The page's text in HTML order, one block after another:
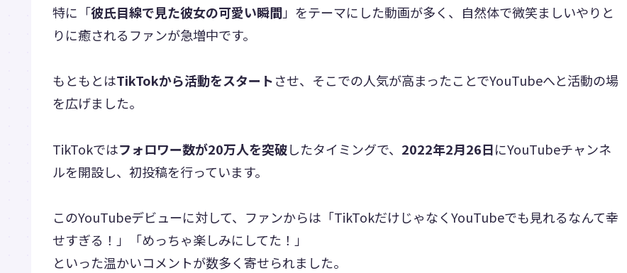
特に「彼氏目線で見た彼女の可愛い瞬間」をテーマにした動画が多く、自然体で微笑ましいやりと
りに癒されるファンが急増中です。
もともとはTikTokから活動をスタートさせ、そこでの人気が高まったことでYouTubeへと活動の場
を広げました。
TikTokではフォロワー数が20万人を突破したタイミングで、 2022年2月26日にYouTubeチャンネ
ルを開設し、初投稿を行っています。
このYouTubeデビューに対して、ファンからは「TikTokだけじゃなくYouTubeでも見れるなんて幸
せすぎる！」「めっちゃ楽しみにしてた！」
といった温かいコメントが数多く寄せられました。